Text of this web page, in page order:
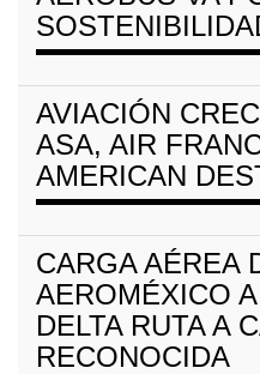
AVIACIÓN
ASA, AIR
AMERICAN
CARGA AÉREA
AEROMÉXICO
DELTA RUTA A
RECONOCIDA